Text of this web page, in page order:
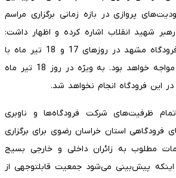
پروازی در بازه زمانی برگزاری مراسم
شهید انقلاب اشاره کرده و اظهار داشت:
فضای هوایی و پایانه فرودگاه مشهد در روزهای 17 و 18 تیر ماه با
محدودیت‌های عملیاتی مواجه خواهد بود. به ویژه در روز 18 تیر ماه
این فرودگاه انجام نخواهد شد.
ظرفیت‌های شرکت فرودگاه‌ها و ناوبری
فرودگاهی استان خراسان رضوی برای برگزاری
مطلوب به زائران داخلی و خارجی بسیج
شده است. با توجه به اینکه پیش‌بینی می‌شود جمعیت قابل‎توجهی از